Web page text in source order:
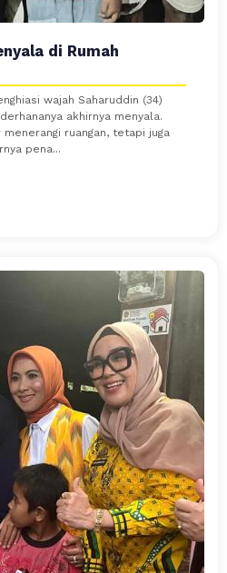
di Rumah
wajah Saharuddin (34)
akhirnya menyala.
ruangan, tetapi juga
pena...